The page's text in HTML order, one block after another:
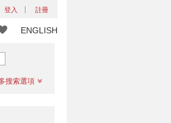
登入 註冊
ENGLISH
搜索選項